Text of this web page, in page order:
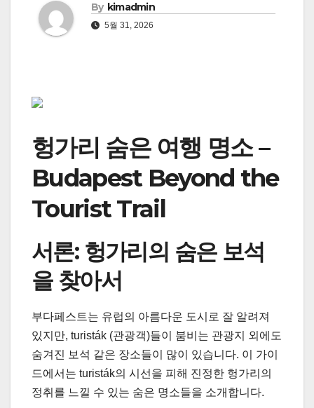
By kimadmin
5월 31, 2026
헝가리 숨은 여행 명소 –
Budapest Beyond the
Tourist Trail
서론: 헝가리의 숨은 보석
을 찾아서
부다페스트는 유럽의 아름다운 도시로 잘 알려져
있지만, turisták (관광객)들이 붐비는 관광지 외에도
숨겨진 보석 같은 장소들이 많이 있습니다. 이 가이
드에서는 turisták의 시선을 피해 진정한 헝가리의
정취를 느낄 수 있는 숨은 명소들을 소개합니다.